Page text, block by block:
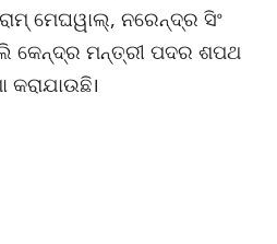
ମେଘୱାଲ୍, ନରେନ୍ଦ୍ର ସିଂ
କେନ୍ଦ୍ର ମନ୍ତ୍ରୀ ପଦର ଶପଥ